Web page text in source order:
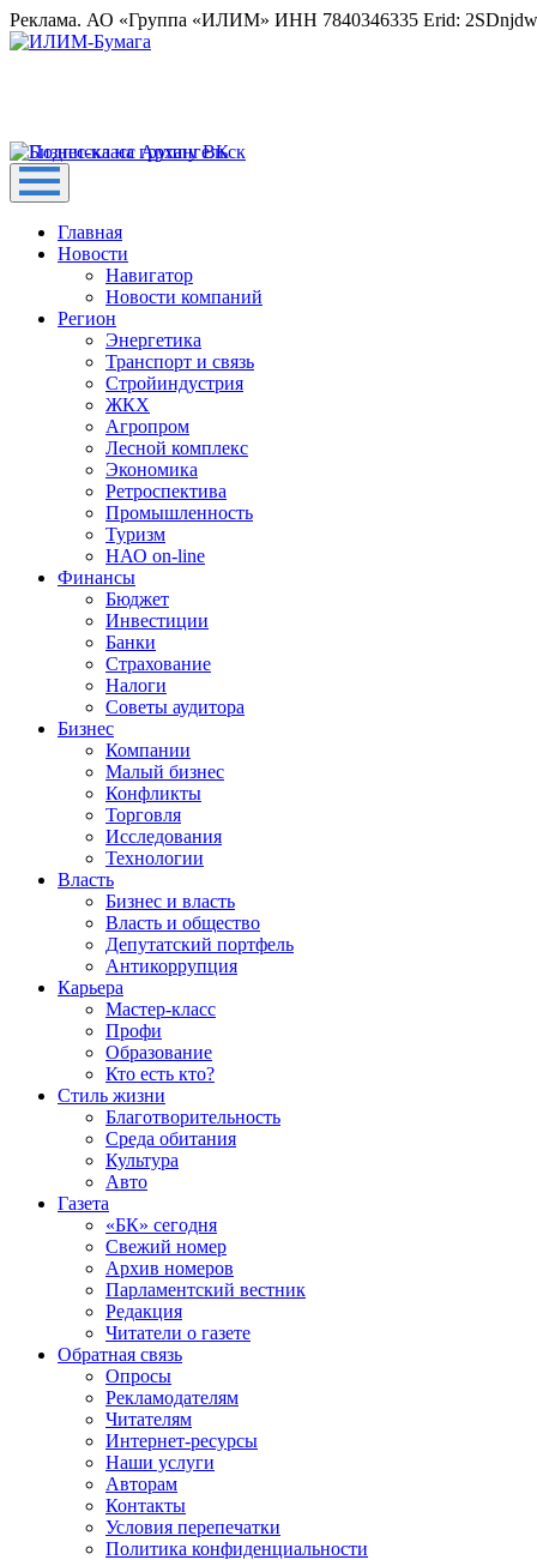
Реклама. АО «Группа «ИЛИМ» ИНН 7840346335 Erid:
Главная
Новости
Навигатор
Новости компаний
Регион
Энергетика
Транспорт и связь
Стройиндустрия
ЖКХ
Агропром
Лесной комплекс
Экономика
Ретроспектива
Промышленность
Туризм
НАО on-line
Финансы
Бюджет
Инвестиции
Банки
Страхование
Налоги
Советы аудитора
Бизнес
Компании
Малый бизнес
Конфликты
Торговля
Исследования
Технологии
Власть
Бизнес и власть
Власть и общество
Депутатский портфель
Антикоррупция
Карьера
Мастер-класс
Профи
Образование
Кто есть кто?
Стиль жизни
Благотворительность
Среда обитания
Культура
Авто
Газета
«БК» сегодня
Свежий номер
Архив номеров
Парламентский вестник
Редакция
Читатели о газете
Обратная связь
Опросы
Рекламодателям
Читателям
Интернет-ресурсы
Наши услуги
Авторам
Контакты
Условия перепечатки
Политика конфиденциальности